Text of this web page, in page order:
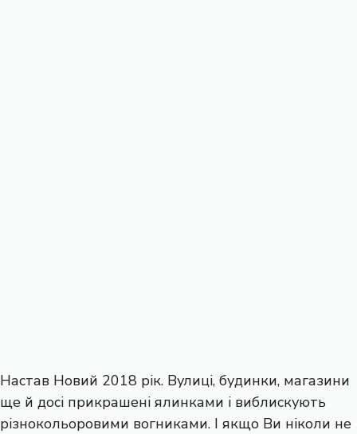
Настав Новий 2018 рік. Вулиці, будинки, магазини
ще й досі прикрашені ялинками і виблискують
різнокольоровими вогниками. І якщо Ви ніколи не